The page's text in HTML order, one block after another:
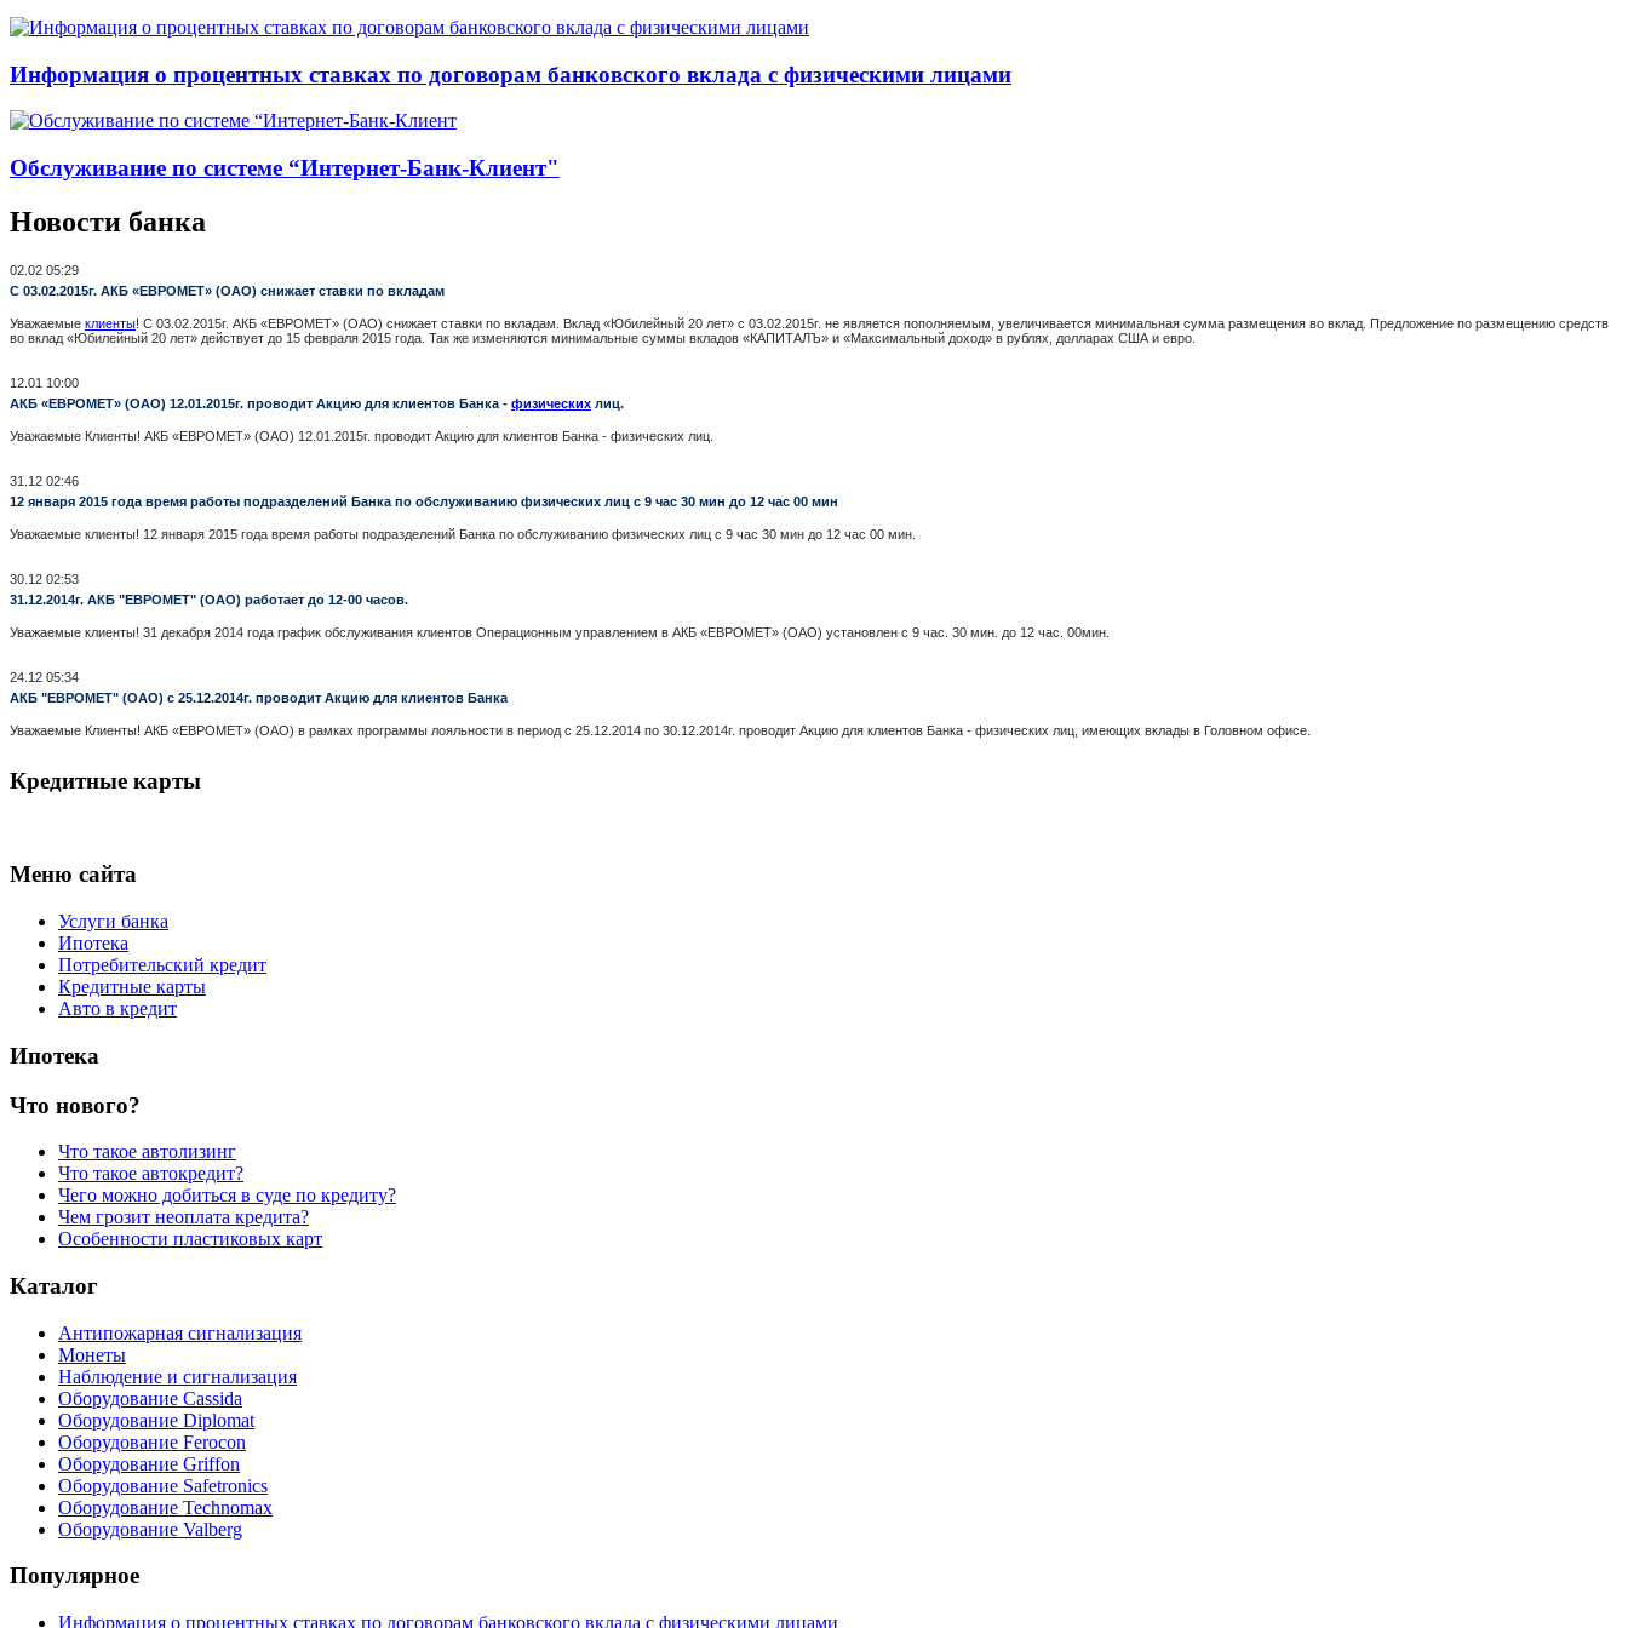
Информация о процентных ставках по договорам банковского вклада с физическими лицами
Обслуживание по системе “Интернет-Банк-Клиент"
Новости банка
02.02 05:29
С 03.02.2015г. АКБ «ЕВРОМЕТ» (ОАО) снижает ставки по вкладам
Уважаемые клиенты! С 03.02.2015г. АКБ «ЕВРОМЕТ» (ОАО) снижает ставки по вкладам. Вклад «Юбилейный 20 лет» с 03.02.2015г. не является пополняемым, увеличивается минимальная сумма размещения во вклад. Предложение по размещению средств
во вклад «Юбилейный 20 лет» действует до 15 февраля 2015 года. Так же изменяются минимальные суммы вкладов «КАПИТАЛЪ» и «Максимальный доход» в рублях, долларах США и евро.
12.01 10:00
АКБ «ЕВРОМЕТ» (ОАО) 12.01.2015г. проводит Акцию для клиентов Банка - физических лиц.
Уважаемые Клиенты! АКБ «ЕВРОМЕТ» (ОАО) 12.01.2015г. проводит Акцию для клиентов Банка - физических лиц.
31.12 02:46
12 января 2015 года время работы подразделений Банка по обслуживанию физических лиц с 9 час 30 мин до 12 чаc 00 мин
Уважаемые клиенты! 12 января 2015 года время работы подразделений Банка по обслуживанию физических лиц с 9 час 30 мин до 12 час 00 мин.
30.12 02:53
31.12.2014г. АКБ "ЕВРОМЕТ" (ОАО) работает до 12-00 часов.
Уважаемые клиенты! 31 декабря 2014 года график обслуживания клиентов Операционным управлением в АКБ «ЕВРОМЕТ» (ОАО) установлен с 9 час. 30 мин. до 12 час. 00мин.
24.12 05:34
АКБ "ЕВРОМЕТ" (ОАО) с 25.12.2014г. проводит Акцию для клиентов Банка
Уважаемые Клиенты! АКБ «ЕВРОМЕТ» (ОАО) в рамках программы лояльности в период с 25.12.2014 по 30.12.2014г. проводит Акцию для клиентов Банка - физических лиц, имеющих вклады в Головном офисе.
Кредитные карты
Меню сайта
Услуги банка
Ипотека
Потребительский кредит
Кредитные карты
Авто в кредит
Ипотека
Что нового?
Что такое автолизинг
Что такое автокредит?
Чего можно добиться в суде по кредиту?
Чем грозит неоплата кредита?
Особенности пластиковых карт
Каталог
Антипожарная сигнализация
Монеты
Наблюдение и сигнализация
Оборудование Cassida
Оборудование Diplomat
Оборудование Ferocon
Оборудование Griffon
Оборудование Safetronics
Оборудование Technomax
Оборудование Valberg
Популярное
Информация о процентных ставках по договорам банковского вклада с физическими лицами